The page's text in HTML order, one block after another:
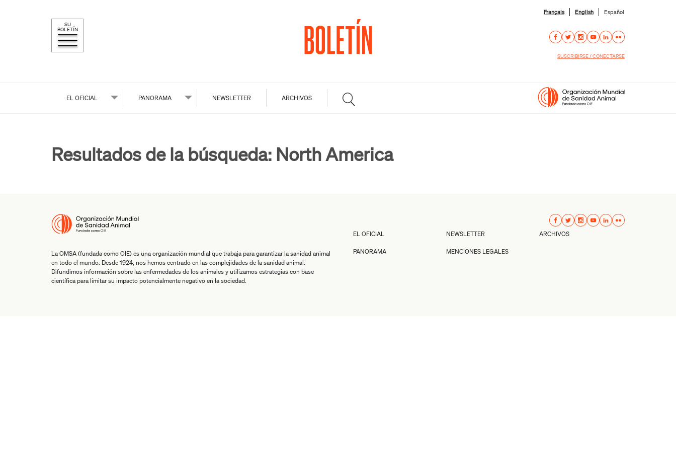
SU
BOLETÍN
Français English Español
SUSCRIBIRSE / CONECTARSE
EL OFICIAL PANORAMA NEWSLETTER ARCHIVOS
Resultados de la búsqueda: North America
La OMSA (fundada como OIE) es una organización mundial que trabaja para garantizar la sanidad animal
en todo el mundo. Desde 1924, nos hemos centrado en las complejidades de la sanidad animal.
Difundimos información sobre las enfermedades de los animales y utilizamos estrategias con base
científica para limitar su impacto potencialmente negativo en la sociedad.
EL OFICIAL NEWSLETTER ARCHIVOS
PANORAMA MENCIONES LEGALES